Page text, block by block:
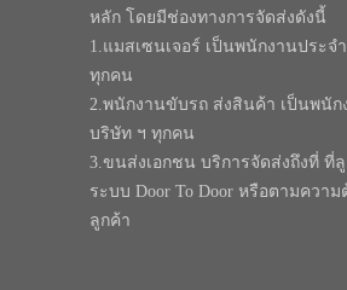
หลัก โดยมีช่องทางการจัดส่งดังนี้
1.แมสเซนเจอร์ เป็นพนักงานประจ
ทุกคน
2.พนักงานขับรถ ส่งสินค้า เป็นพนัก
บริษัท ฯ ทุกคน
3.ขนส่งเอกชน บริการจัดส่งถึงที่ ที่
ระบบ Door To Door หรือตามความ
ลูกค้า